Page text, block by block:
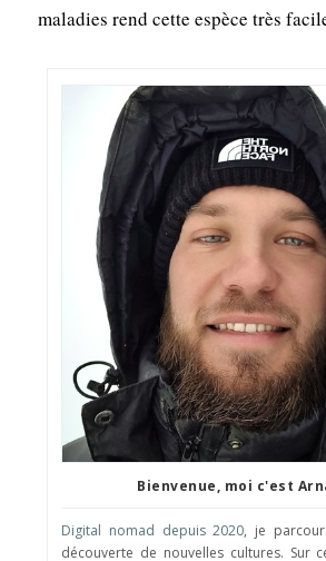
maladies rend cette espèce très
Bienvenue, moi c'est
Digital nomad depuis 2020, je
découverte de nouvelles cultures. Sur